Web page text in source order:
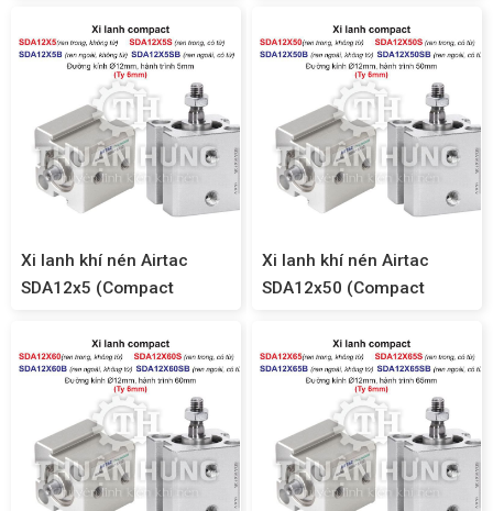
Xi lanh khí nén Airtac
SDA12x5 (Compact
Xi lanh khí nén Airtac
SDA12x50 (Compact